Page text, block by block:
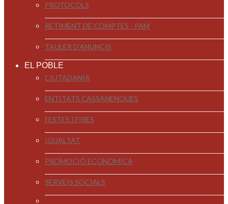
PROTOCOLS
RETIMENT DE COMPTES - PAM
TAULER D'ANUNCIS
EL POBLE
CIUTADANIA
ENTITATS CASSANENQUES
FESTES I FIRES
IGUALTAT
PROMOCIÓ ECONÒMICA
SERVEIS SOCIALS